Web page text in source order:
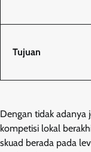
Tujuan
Dengan tidak adanya
kompetisi lokal
skuad berada pada